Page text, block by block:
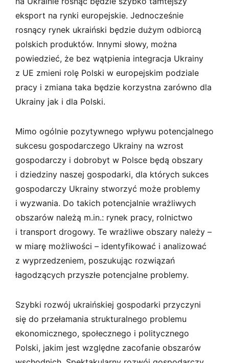
eksport na rynki europejskie. Jednocześnie
rosnący rynek ukraiński będzie dużym odbiorcą
polskich produktów. Innymi słowy, można
powiedzieć, że bez wątpienia integracja Ukrainy
z UE zmieni rolę Polski w europejskim podziale
pracy i zmiana taka będzie korzystna zarówno dla
Ukrainy jak i dla Polski.
Mimo ogólnie pozytywnego wpływu potencjalnego
sukcesu gospodarczego Ukrainy na wzrost
gospodarczy i dobrobyt w Polsce będą obszary
i dziedziny naszej gospodarki, dla których sukces
gospodarczy Ukrainy stworzyć może problemy
i wyzwania. Do takich potencjalnie wrażliwych
obszarów należą m.in.: rynek pracy, rolnictwo
i transport drogowy. Te wrażliwe obszary należy –
w miarę możliwości – identyfikować i analizować
z wyprzedzeniem, poszukując rozwiązań
łagodzących przyszłe potencjalne problemy.
Szybki rozwój ukraińskiej gospodarki przyczyni
się do przełamania strukturalnego problemu
ekonomicznego, społecznego i politycznego
Polski, jakim jest względne zacofanie obszarów